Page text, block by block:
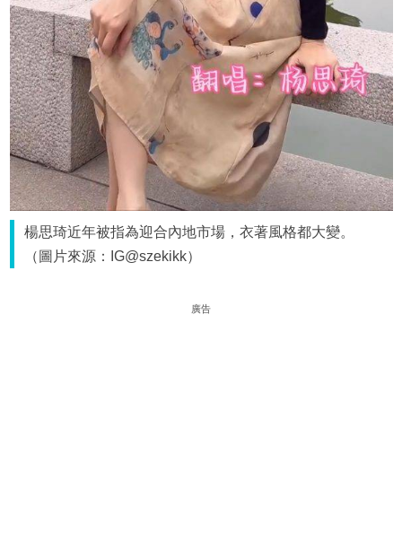
楊思琦近年被指為迎合內地市場，衣著風格都大變。
（圖片來源：IG@szekikk）
廣告